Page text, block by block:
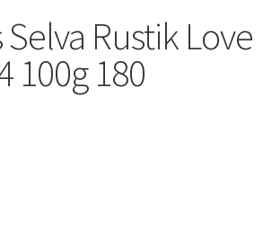
Rustik Love
100g 180